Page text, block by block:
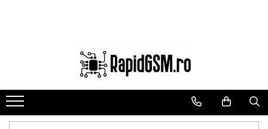
seria J
seria M